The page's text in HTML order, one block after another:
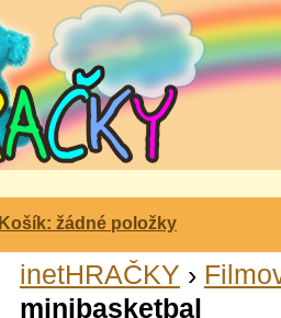
Košík: žádné položky
inetHRAČKY ›
minibasketbal